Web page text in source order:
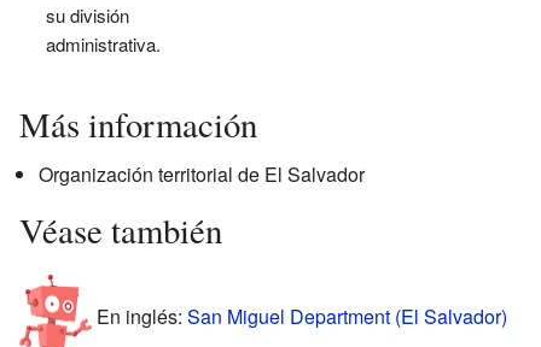
su división
administrativa.
Más información
Organización territorial de El Salvador
Véase también
En inglés: San Miguel Department (El Salvador)